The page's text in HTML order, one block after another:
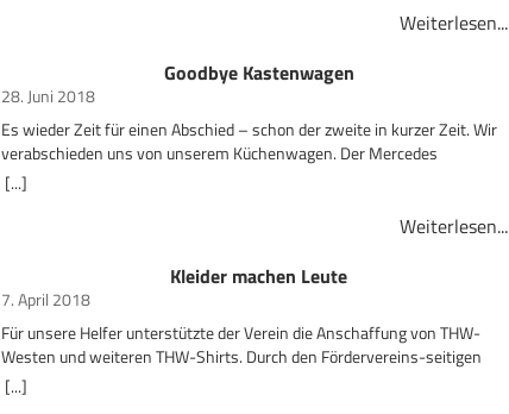
Weiterlesen...
Goodbye Kastenwagen
28. Juni 2018
Es wieder Zeit für einen Abschied – schon der zweite in kurzer Zeit. Wir
verabschieden uns von unserem Küchenwagen. Der Mercedes
[...]
Weiterlesen...
Kleider machen Leute
7. April 2018
Für unsere Helfer unterstützte der Verein die Anschaffung von THW-
Westen und weiteren THW-Shirts. Durch den Fördervereins-seitigen
Zuschuss wurden die Eigenbeiträge
[...]